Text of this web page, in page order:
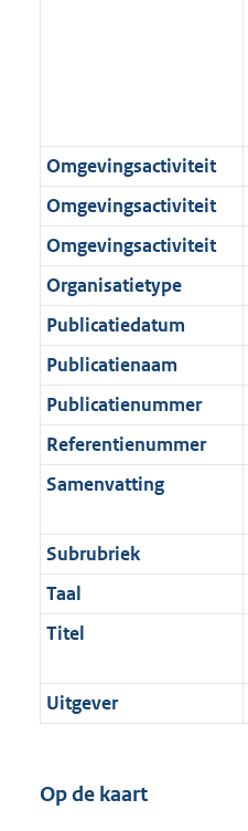
Omgevingsactiviteit
Omgevingsactiviteit
Omgevingsactiviteit
Organisatietype
Publicatiedatum
Publicatienaam
Publicatienummer
Referentienummer
Samenvatting
Subrubriek
Taal
Titel
Uitgever
Op de kaart